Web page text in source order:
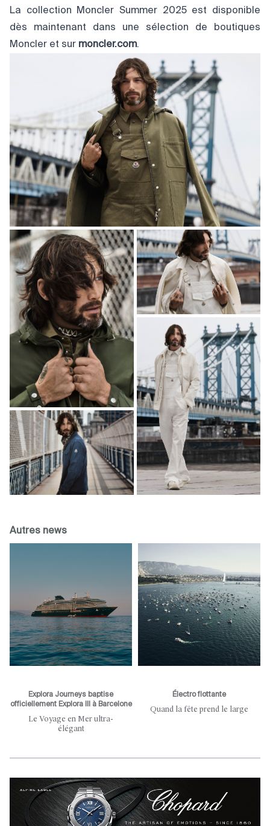
La collection Moncler Summer 2025 est disponible
dès maintenant dans une sélection de boutiques
Moncler et sur moncler.com.
Autres news
Explora Journeys baptise
officiellement Explora III à Barcelone
Le Voyage en Mer ultra-
élégant
Électro flottante
Quand la fête prend le large